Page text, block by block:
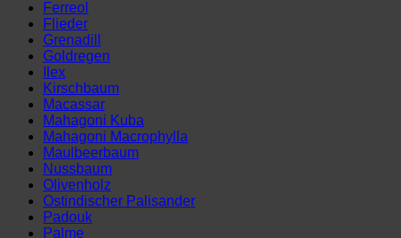
Ferreol
Flieder
Grenadill
Goldregen
Ilex
Kirschbaum
Macassar
Mahagoni Kuba
Mahagoni Macrophylla
Maulbeerbaum
Nussbaum
Olivenholz
Ostindischer Palisander
Padouk
Palme